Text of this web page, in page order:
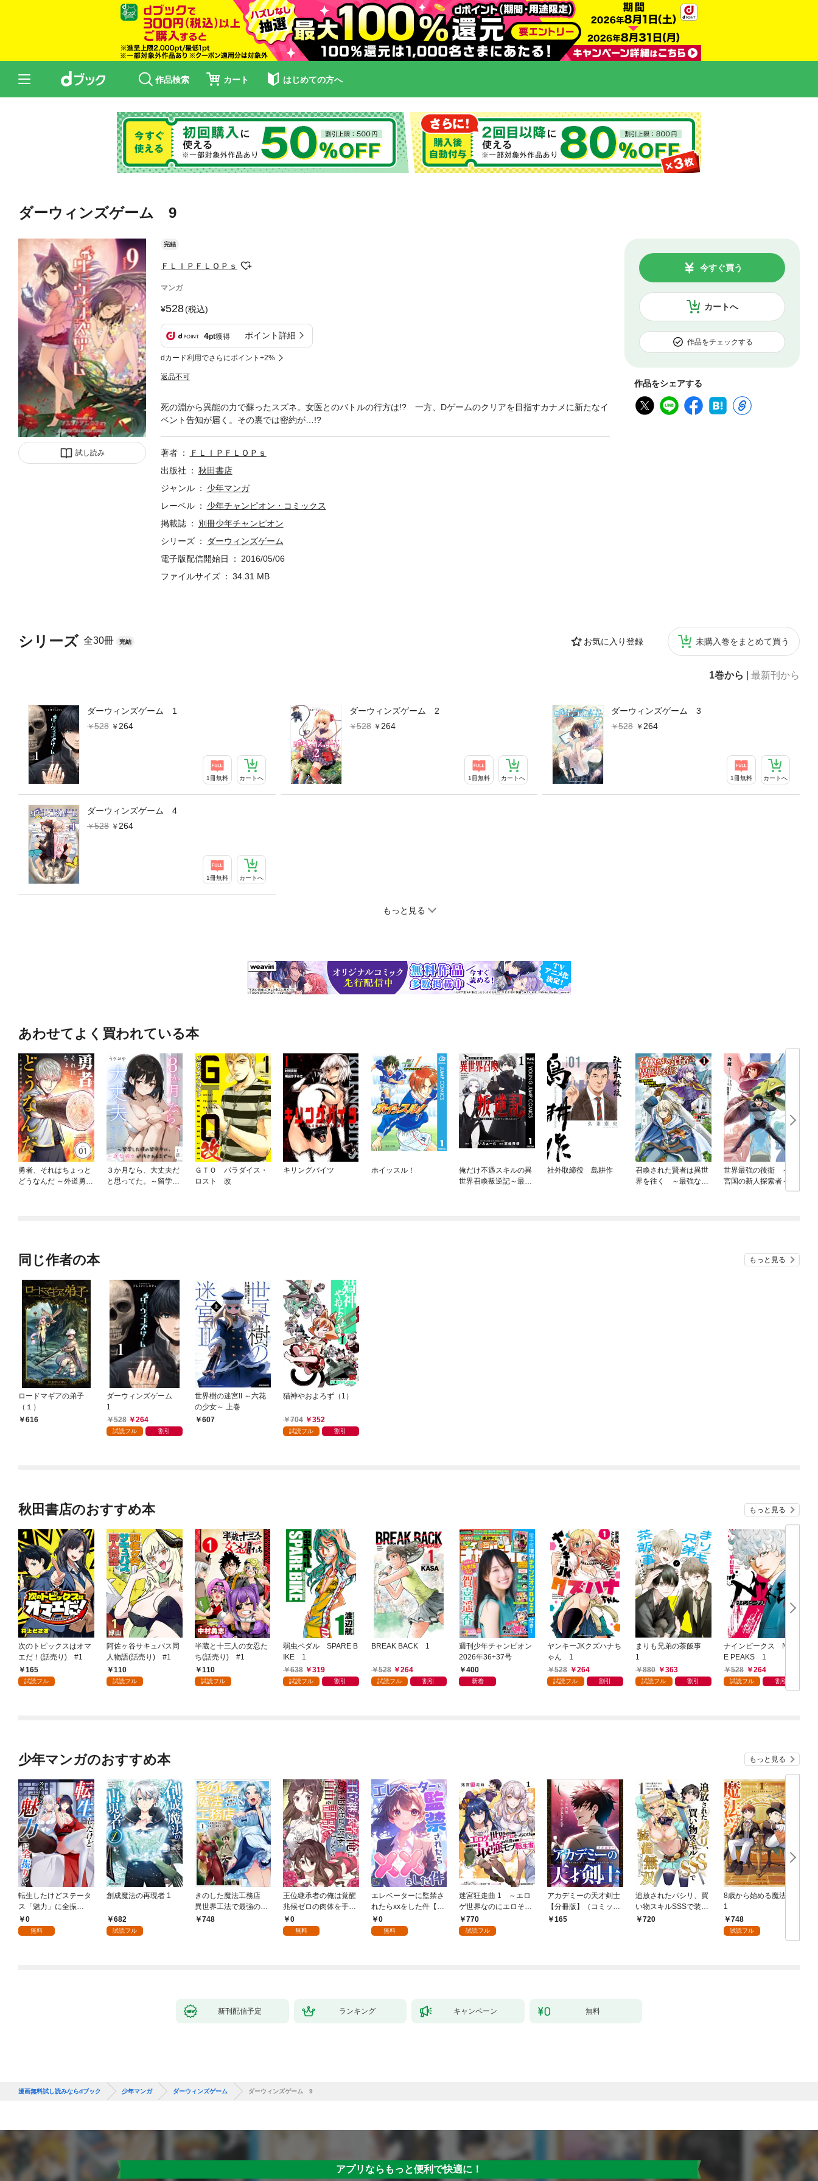
作品検索 カート はじめての方へ
ダーウィンズゲーム 9
試し読み
完結
ＦＬＩＰＦＬＯＰｓ
マンガ
528(税込)
4pt獲得 ポイント詳細
dカード利用でさらにポイント+2%
返品不可
カートへ
今すぐ買う
作品をチェックする
作品をシェアする
シリーズ 全30冊 完結 お気に入り登録 未購入巻をまとめて買う
1巻から 最新刊から
ダーウィンズゲーム 1
528
264
1冊無料 カートへ
ダーウィンズゲーム 2
528
264
1冊無料 カートへ
ダーウィンズゲーム 3
528
264
1冊無料 カートへ
ダーウィンズゲーム 4
528
264
1冊無料 カートへ
もっと見る
死の淵から異能の力で蘇ったスズネ。女医とのバトルの行方は!? 一方、Dゲームのクリアを目指すカナメに新たなイ
ベント告知が届く。その裏では密約が…!?
著者
ＦＬＩＰＦＬＯＰｓ
出版社
秋田書店
ジャンル
少年マンガ
レーベル
少年チャンピオン・コミックス
掲載誌
別冊少年チャンピオン
シリーズ
ダーウィンズゲーム
電子版配信開始日
2016/05/06
ファイルサイズ
34.31 MB
あわせてよく買われている本
勇者、それはちょっと
どうなんだ ～外道勇者
３か月なら、大丈夫だ
と思ってた。～留学し
ＧＴＯ パラダイス・
ロスト 改
キリングバイツ ホイッスル！
俺だけ不遇スキルの異
世界召喚叛逆記～最弱
社外取締役 島耕作
召喚された賢者は異世
界を往く ～最強なの
世界最強の後衛 ～迷
宮国の新人探索者～
同じ作者の本 もっと見る
ロードマギアの弟子
（１）
616
ダーウィンズゲーム
1
528
264
試読フル 割引
世界樹の迷宮II ～六花
の少女～ 上巻
607
猫神やおよろず（1）
704 352
試読フル 割引
秋田書店のおすすめ本 もっと見る
次のトピックスはオマ
エだ！(話売り) #1
165
試読フル
阿佐ヶ谷サキュバス同
人物語(話売り) #1
110
試読フル
半蔵と十三人の女忍た
ち(話売り) #1
110
試読フル
弱虫ペダル SPARE B
IKE 1
638
319
試読フル 割引
BREAK BACK 1
528 264
試読フル 割引
週刊少年チャンピオン
2026年36+37号
400
新着
ヤンキーJKクズハナち
ゃん 1
528
264
試読フル 割引
まりも兄弟の茶飯事
1
880
363
試読フル 割引
ナインピークス NIN
E PEAKS 1
528
264
試読フル 割引
少年マンガのおすすめ本 もっと見る
転生したけどステータ
ス「魅力」に全振
り！？(1)
0
無料
創成魔法の再現者 1
682
試読フル
きのした魔法工務店
異世界工法で最強の家
づくりを（コミック）
748
王位継承者の俺は覚醒
兆候ゼロの肉体を手に
入れて自由を謳歌す
る。1
0
無料
エレベーターに監禁さ
れたらxxをした件【全
年齢版】(1)
0
無料
迷宮狂走曲 1 ～エロ
ゲ世界なのにエロそっ
ちのけでひたすら最強
を目指すモブ転生者～
770
試読フル
アカデミーの天才剣士
【分冊版】（コミッ
ク） １話【フルカラ
165
追放されたパシリ、買
い物スキルSSSで装備
無双 ～買ったモノを
720
8歳から始める魔法学
1
748
試読フル
新刊配信予定 ランキング キャンペーン 無料
漫画無料試し読みならdブック 少年マンガ ダーウィンズゲーム ダーウィンズゲーム 9
アプリならもっと便利で快適に！